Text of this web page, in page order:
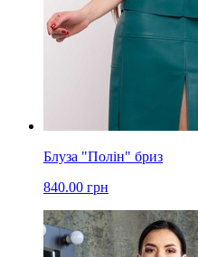
Блуза "Полін" бриз
840.00 грн